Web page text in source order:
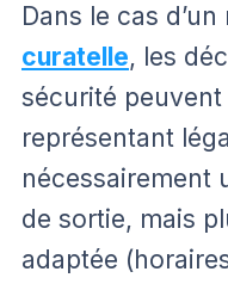
Dans le cas
curatelle, les
sécurité peuvent
représentant
nécessairement
de sortie, mais
adaptée